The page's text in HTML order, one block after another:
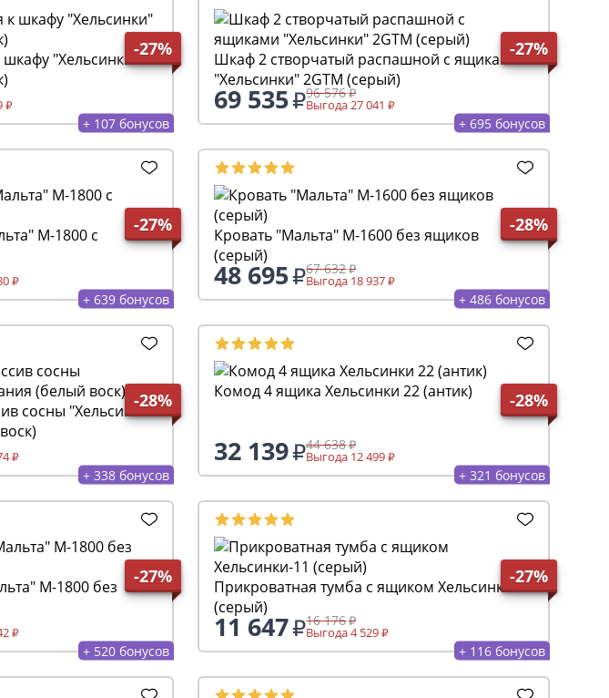
-27%
шкафу "Хельсинки"
+ 107 бонусов
-27%
Шкаф 2 створчатый распашной с ящиками
"Хельсинки" 2GTM (серый)
69 535 96 576
Выгода 27 041
+ 695 бонусов
-27%
М-1800 с
+ 639 бонусов
-28%
Кровать "Мальта" М-1600 без ящиков
(серый)
48 695 67 632
Выгода 18 937
+ 486 бонусов
-28%
сосны "Хельсинки"
+ 338 бонусов
-28%
Комод 4 ящика Хельсинки 22 (антик)
32 139 44 638
Выгода 12 499
+ 321 бонусов
-27%
М-1800 без
+ 520 бонусов
-27%
Прикроватная тумба с ящиком Хельсинки-11
(серый)
11 647 16 176
Выгода 4 529
+ 116 бонусов